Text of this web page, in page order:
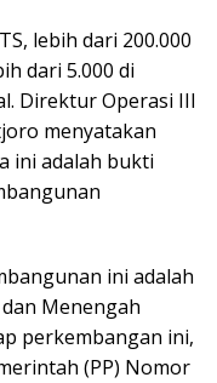
lebih dari 200.000
dari 5.000 di
Direktur Operasi III
menyatakan
ini adalah bukti
ini adalah
Menengah
perkembangan ini,
(PP) Nomor